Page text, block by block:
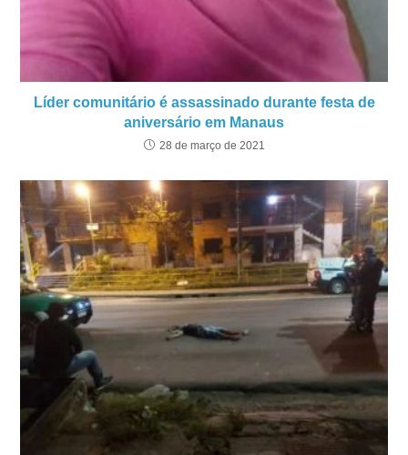
Líder comunitário é assassinado durante festa de
aniversário em Manaus
28 de março de 2021